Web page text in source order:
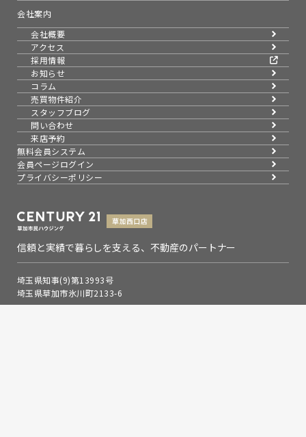
会社案内
会社概要
アクセス
採用情報
お知らせ
コラム
売買物件紹介
スタッフブログ
問い合わせ
来店予約
無料会員システム
会員ページログイン
プライバシーポリシー
信頼と実績で暮らしを支える、不動産のパートナー
埼玉県知事(9)第13993号
埼玉県草加市氷川町2133-6